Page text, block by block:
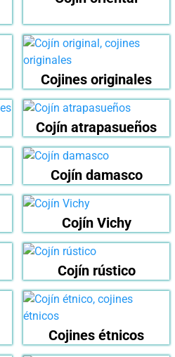
Cojines originales
Cojín atrapasueños
Cojín damasco
Cojín Vichy
Cojín rústico
Cojines étnicos